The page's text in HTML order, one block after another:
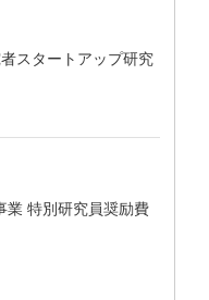
スタートアップ研究
業 特別研究員奨励費